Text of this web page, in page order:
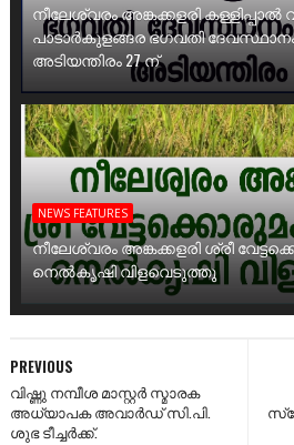
നീലേശ്വരം അങ്കക്കളരി കള്ളിപ്പാൽ
പാടാർകുളങ്ങര ഭഗവതി
അടിയന്തിരം 27 ന്
NEWS FEATURES
നീലേശ്വരം അങ്കക്കളരി ശ്രീ
നെൽകൃഷി വിളവെടുത്തു
PREVIOUS
വിഷ്ണു നമ്പീശ മാസ്റ്റർ സ്മാരക
അധ്യാപക അവാർഡ് സി.പി.
ശുഭ ടീച്ചർക്ക്.